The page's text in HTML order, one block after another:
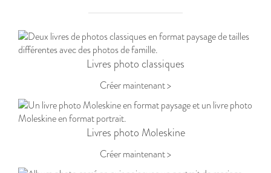
Livres photo classiques
Créer maintenant >
Livres photo Moleskine
Créer maintenant >